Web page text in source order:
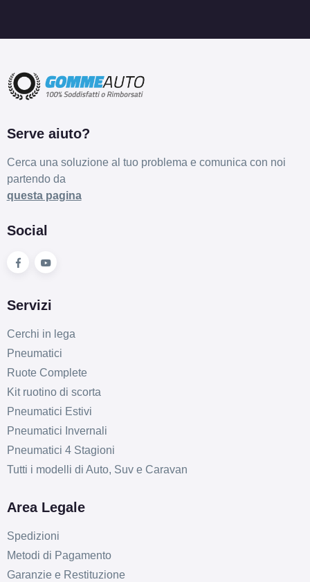
C
Serve aiuto?
Cerca una soluzione al tuo problema e comunica con noi
partendo da
questa pagina
Social
Servizi
Cerchi in lega
Pneumatici
Ruote Complete
Kit ruotino di scorta
Pneumatici Estivi
Pneumatici Invernali
Pneumatici 4 Stagioni
Tutti i modelli di Auto, Suv e Caravan
Area Legale
Spedizioni
Metodi di Pagamento
Garanzie e Restituzione